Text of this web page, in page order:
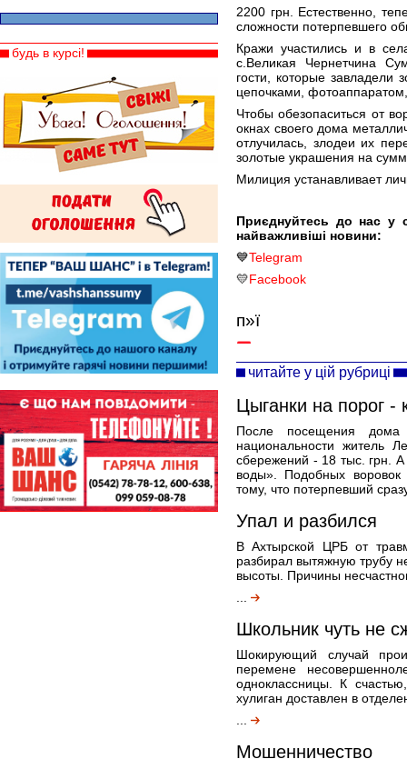
2200 грн. Естественно,
сложности потерпевшего
Кражи участились и в
с.Великая Чернетчина
гости, которые
цепочками,
Чтобы обезопаситься от
окнах своего дома
отлучилась, злодеи их
золотые украшения на
Милиция устанавливает
Приєднуйтесь до нас у
найважливіші новини:
💙Telegram
💛Facebook
п»ї
читайте у цій рубриці
Цыганки на порог -
После посещения дома
национальности житель
сбережений - 18 тыс. грн.
воды». Подобных воровок
тому, что потерпевший
Упал и разбился
В Ахтырской ЦРБ от
разбирал вытяжную трубу
высоты. Причины
Школьник чуть не
Шокирующий случай
перемене
одноклассницы. К
хулиган доставлен в
Мошенничество
будь в курсі!